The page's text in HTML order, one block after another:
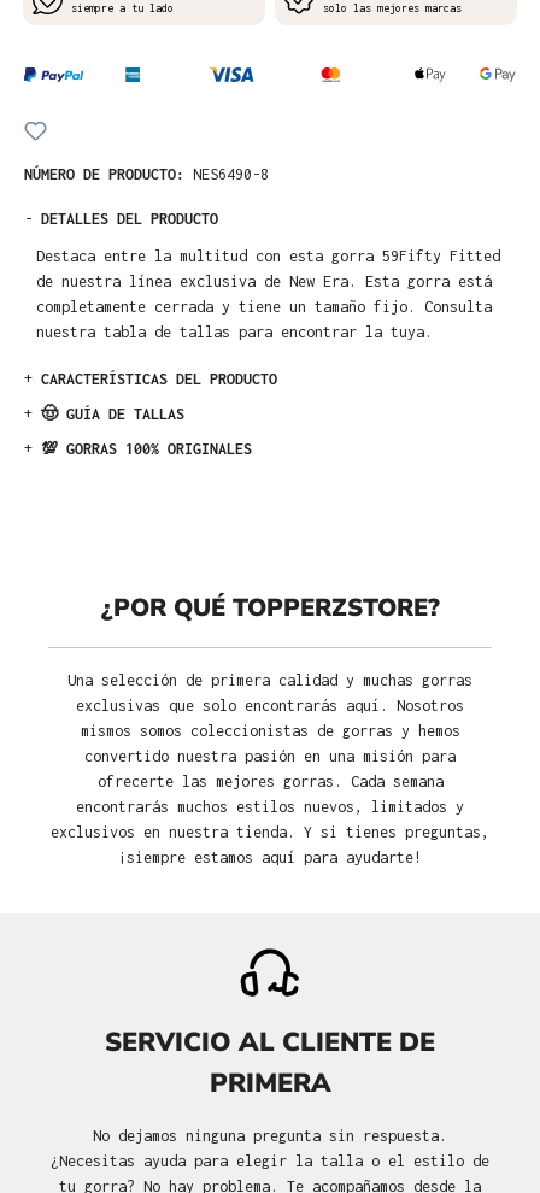
siempre a tu lado
solo las mejores marcas
NÚMERO DE PRODUCTO: NES6490-8
- DETALLES DEL PRODUCTO
Destaca entre la multitud con esta gorra 59Fifty Fitted
de nuestra línea exclusiva de New Era. Esta gorra está
completamente cerrada y tiene un tamaño fijo. Consulta
nuestra tabla de tallas para encontrar la tuya.
+ CARACTERÍSTICAS DEL PRODUCTO
+ 🤠 GUÍA DE TALLAS
+ 💯 GORRAS 100% ORIGINALES
¿POR QUÉ TOPPERZSTORE?
Una selección de primera calidad y muchas gorras
exclusivas que solo encontrarás aquí. Nosotros
mismos somos coleccionistas de gorras y hemos
convertido nuestra pasión en una misión para
ofrecerte las mejores gorras. Cada semana
encontrarás muchos estilos nuevos, limitados y
exclusivos en nuestra tienda. Y si tienes preguntas,
¡siempre estamos aquí para ayudarte!
SERVICIO AL CLIENTE DE
PRIMERA
No dejamos ninguna pregunta sin respuesta.
¿Necesitas ayuda para elegir la talla o el estilo de
tu gorra? No hay problema. Te acompañamos desde la